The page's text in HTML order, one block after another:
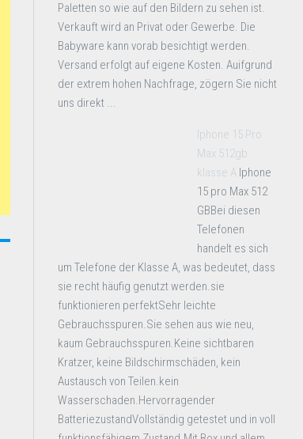
Paletten so wie auf den Bildern zu sehen ist.
Verkauft wird an Privat oder Gewerbe. Die
Babyware kann vorab besichtigt werden.
Versand erfolgt auf eigene Kosten. Auifgrund
der extrem hohen Nachfrage, zögern Sie nicht
uns direkt ...
Iphone 15 Pro
Max 512gb
klasse A Iphone
15 pro Max 512
GBBei diesen
Telefonen
handelt es sich
um Telefone der Klasse A, was bedeutet, dass
sie recht häufig genutzt werden.sie
funktionieren perfektSehr leichte
Gebrauchsspuren.Sie sehen aus wie neu,
kaum Gebrauchsspuren.Keine sichtbaren
Kratzer, keine Bildschirmschäden, kein
Austausch von Teilen.kein
Wasserschaden.Hervorragender
BatteriezustandVollständig getestet und in voll